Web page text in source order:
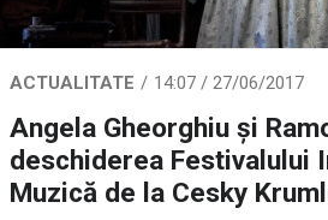
ACTUALITATE 14:07 / 27/06/2017
Angela Gheorghiu și
deschiderea Festivalului
Muzică de la Cesky